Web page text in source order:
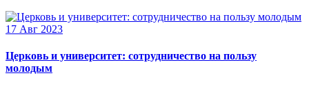
17 Авг 2023
Церковь и университет: сотрудничество на пользу
молодым